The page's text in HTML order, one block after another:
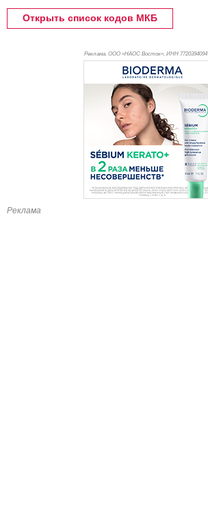
Открыть список кодов МКБ
Реклама. ООО «НАОС Восток», ИНН 7720394094
Реклама